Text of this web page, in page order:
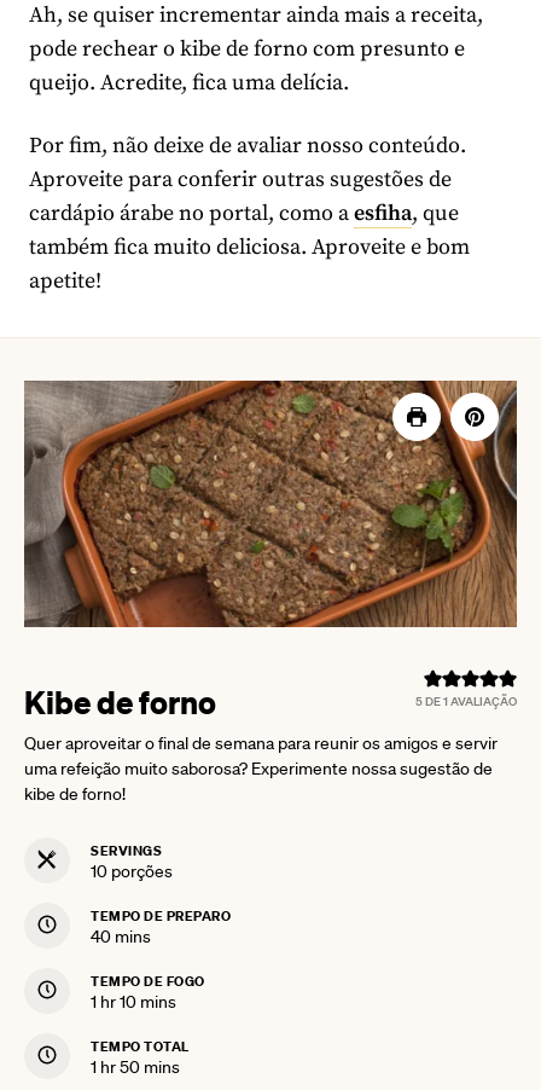
Ah, se quiser incrementar ainda mais a receita,
pode rechear o kibe de forno com presunto e
queijo. Acredite, fica uma delícia.
Por fim, não deixe de avaliar nosso conteúdo.
Aproveite para conferir outras sugestões de
cardápio árabe no portal, como aesfiha, que
também fica muito deliciosa. Aproveite e bom
apetite!
5DE 1 AVALIAÇÃO
Kibe de forno
Quer aproveitar o final de semana para reunir os amigos e servir
uma refeição muito saborosa? Experimente nossa sugestão de
kibe de forno!
SERVINGS
10 porções
TEMPO DE PREPARO
40minutes
mins
TEMPO DE FOGO
1hour
hr10minutes
mins
TEMPO TOTAL
1hour
hr50minutes
mins